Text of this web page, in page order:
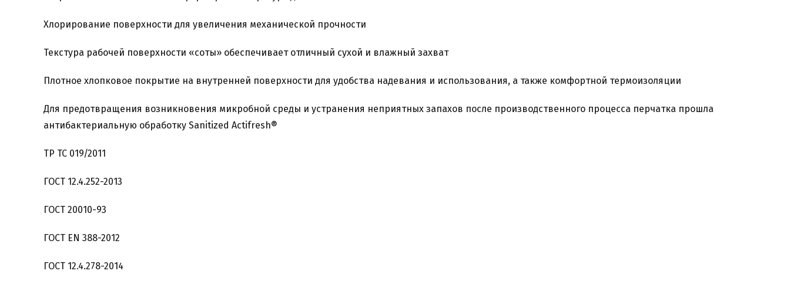
Хлорирование поверхности для увеличения механической прочности
Текстура рабочей поверхности «соты» обеспечивает отличный сухой и влажный захват
Плотное хлопковое покрытие на внутренней поверхности для удобства надевания и использования, а также комфортной термоизоляции
Для предотвращения возникновения микробной среды и устранения неприятных запахов после производственного процесса перчатка прошла
антибактериальную обработку Sanitized Actifresh®
ТР ТС 019/2011
ГОСТ 12.4.252-2013
ГОСТ 20010-93
ГОСТ ЕN 388-2012
ГОСТ 12.4.278-2014